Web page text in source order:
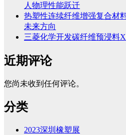
人物理性能跃迁
热塑性连续纤维增强复合材
未来方向
三菱化学开发碳纤维预浸料
近期评论
您尚未收到任何评论。
分类
2023深圳橡塑展